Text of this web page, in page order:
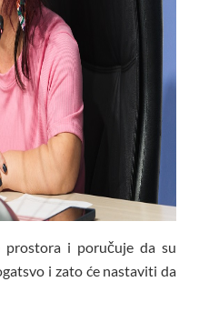
prostora i poručuje da su
i zato će nastaviti da